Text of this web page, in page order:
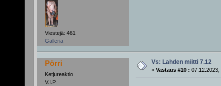
Viestejä: 461
Galleria
Pörri
Ketjureaktio
V.I.P.
Vs: Lahden miitti 7.12
« Vastaus #10 : 07.12.2023,